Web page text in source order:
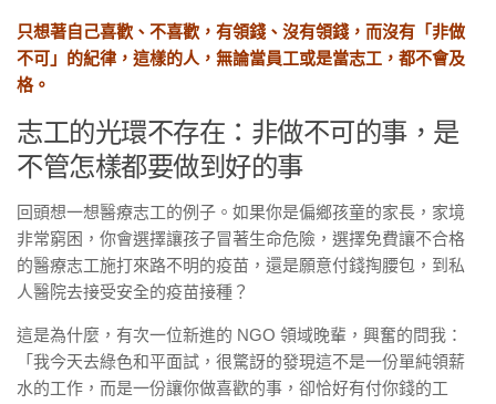
只想著自己喜歡、不喜歡，有領錢、沒有領錢，而沒有「非做
不可」的紀律，這樣的人，無論當員工或是當志工，都不會及
格。
志工的光環不存在：非做不可的事，是
不管怎樣都要做到好的事
回頭想一想醫療志工的例子。如果你是偏鄉孩童的家長，家境
非常窮困，你會選擇讓孩子冒著生命危險，選擇免費讓不合格
的醫療志工施打來路不明的疫苗，還是願意付錢掏腰包，到私
人醫院去接受安全的疫苗接種？
這是為什麼，有次一位新進的 NGO 領域晚輩，興奮的問我：
「我今天去綠色和平面試，很驚訝的發現這不是一份單純領薪
水的工作，而是一份讓你做喜歡的事，卻恰好有付你錢的工